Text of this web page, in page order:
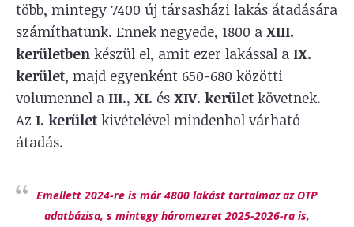
több, mintegy 7400 új társasházi lakás átadására
számíthatunk. Ennek negyede, 1800 a XIII.
kerületben készül el, amit ezer lakással a IX.
kerület, majd egyenként 650-680 közötti
volumennel a III., XI. és XIV. kerület követnek.
Az I. kerület kivételével mindenhol várható
átadás.
Emellett 2024-re is már 4800 lakást tartalmaz az OTP
adatbázisa, s mintegy háromezret 2025-2026-ra is,